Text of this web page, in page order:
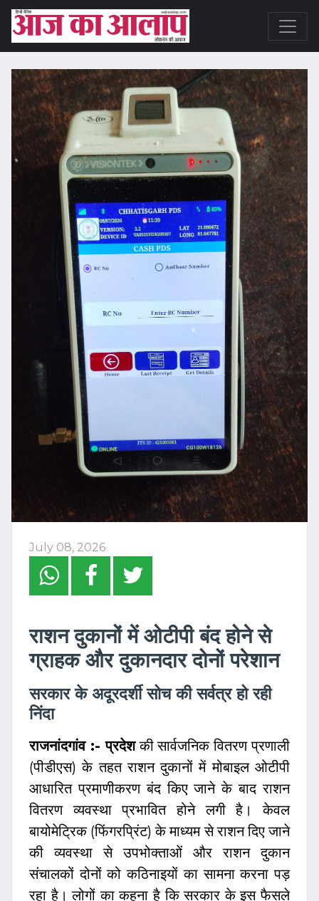
July 08, 2026
राशन दुकानों में ओटीपी बंद होने से
ग्राहक और दुकानदार दोनों परेशान
सरकार के अदूरदर्शी सोच की सर्वत्र हो रही
निंदा
राजनांदगांव :- प्रदेशकी सार्वजनिक वितरण प्रणाली
(पीडीएस) के तहत राशन दुकानों में मोबाइल ओटीपी
आधारित प्रमाणीकरण बंद किए जाने के बाद राशन
वितरण व्यवस्था प्रभावित होने लगी है। केवल
बायोमेट्रिक (फिंगरप्रिंट) के माध्यम से राशन दिए जाने
की व्यवस्था से उपभोक्ताओं और राशन दुकान
संचालकों दोनों को कठिनाइयों का सामना करना पड़
रहा है। लोगों का कहना है कि सरकार के इस फैसले